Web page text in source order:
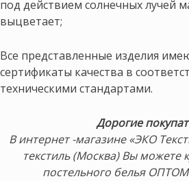
под действием солнечных лучей
выцветает;
Все представленные изделия
сертификаты качества в
техническими стандартами.
Дорогие
В интернет -магазине «ЭКО
текстиль (Москва) Вы можете
постельного белья